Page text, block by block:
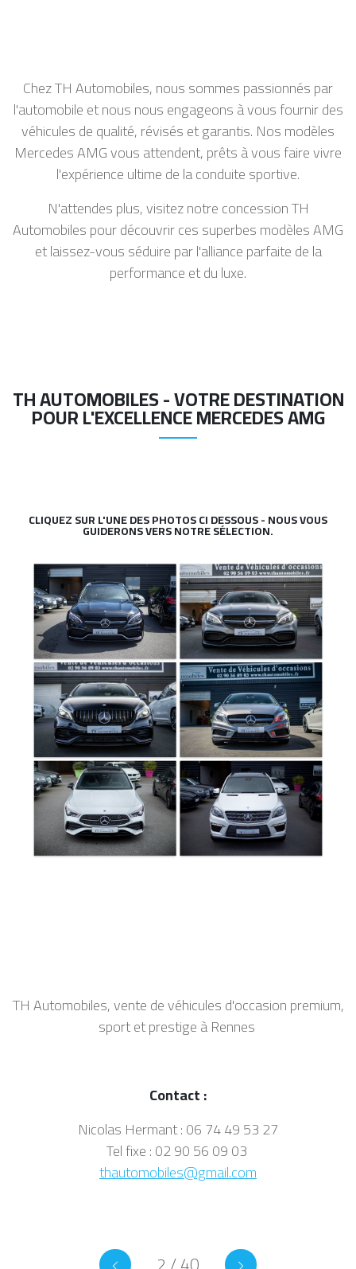
Chez TH Automobiles, nous sommes passionnés par
l'automobile et nous nous engageons à vous fournir des
véhicules de qualité, révisés et garantis. Nos modèles
Mercedes AMG vous attendent, prêts à vous faire vivre
l'expérience ultime de la conduite sportive.
N'attendes plus, visitez notre concession TH
Automobiles pour découvrir ces superbes modèles AMG
et laissez-vous séduire par l'alliance parfaite de la
performance et du luxe.
TH AUTOMOBILES - VOTRE DESTINATION
POUR L'EXCELLENCE MERCEDES AMG
CLIQUEZ SUR L'UNE DES PHOTOS CI DESSOUS - NOUS VOUS
GUIDERONS VERS NOTRE SÉLECTION.
TH Automobiles, vente de véhicules d'occasion premium,
sport et prestige à Rennes
Contact :
Nicolas Hermant : 06 74 49 53 27
Tel fixe : 02 90 56 09 03
thautomobiles@gmail.com